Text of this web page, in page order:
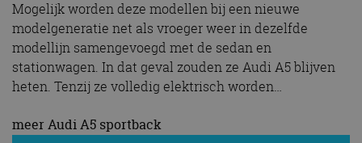
Mogelijk worden deze modellen bij een nieuwe
modelgeneratie net als vroeger weer in dezelfde
modellijn samengevoegd met de sedan en
stationwagen. In dat geval zouden ze Audi A5 blijven
heten. Tenzij ze volledig elektrisch worden…
meer Audi A5 sportback